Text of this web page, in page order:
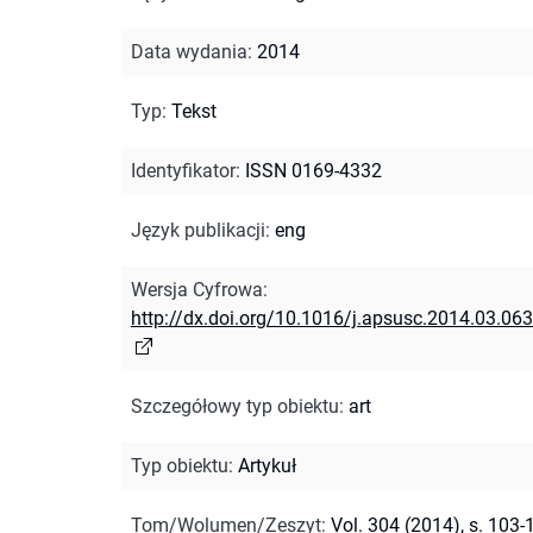
Data wydania: 2014
Typ: Tekst
Identyfikator: ISSN 0169-4332
Język publikacji: eng
Wersja Cyfrowa:
http://dx.doi.org/10.1016/j.apsusc.2014.03.063
Szczegółowy typ obiektu: art
Typ obiektu: Artykuł
Tom/Wolumen/Zeszyt: Vol. 304 (2014), s. 103-